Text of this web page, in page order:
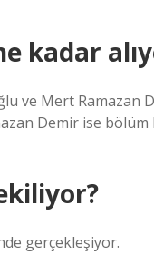
kadar
ve Mert Ramazan
Demir ise bölüm
gerçekleşiyor.